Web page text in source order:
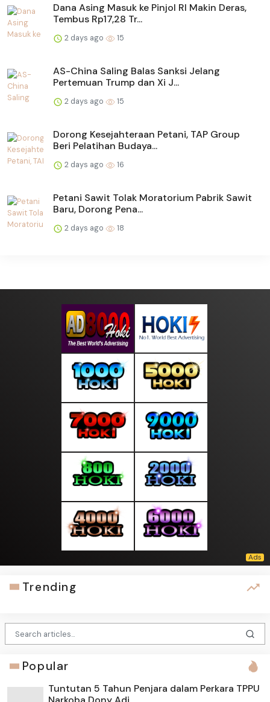
Dana Asing Masuk ke Pinjol RI Makin Deras,
Tembus Rp17,28 Tr...
2 days ago 15
AS-China Saling Balas Sanksi Jelang
Pertemuan Trump dan Xi J...
2 days ago 15
Dorong Kesejahteraan Petani, TAP Group
Beri Pelatihan Budaya...
2 days ago 16
Petani Sawit Tolak Moratorium Pabrik Sawit
Baru, Dorong Pena...
2 days ago 18
Trending
Popular
Tuntutan 5 Tahun Penjara dalam Perkara TPPU